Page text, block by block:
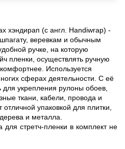
хэндирап (с англ. Handiwrap) -
веревкам и обычным
ручке, на которую
пленки, осуществлять ручную
Используется
сферах деятельности. С её
укрепления рулоны обоев,
ткани, кабели, провода и
упаковкой для плитки,
и металла.
для стретч-пленки в комплект не